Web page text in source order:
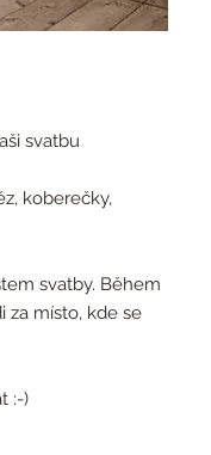
svatbu
koberečky,
svatby. Během
za místo, kde se
:-)